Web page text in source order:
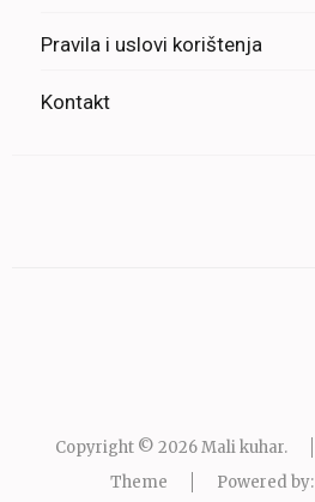
Pravila i uslovi korištenja
Kontakt
Copyright © 2026Mali kuhar.
Theme
Powered by: